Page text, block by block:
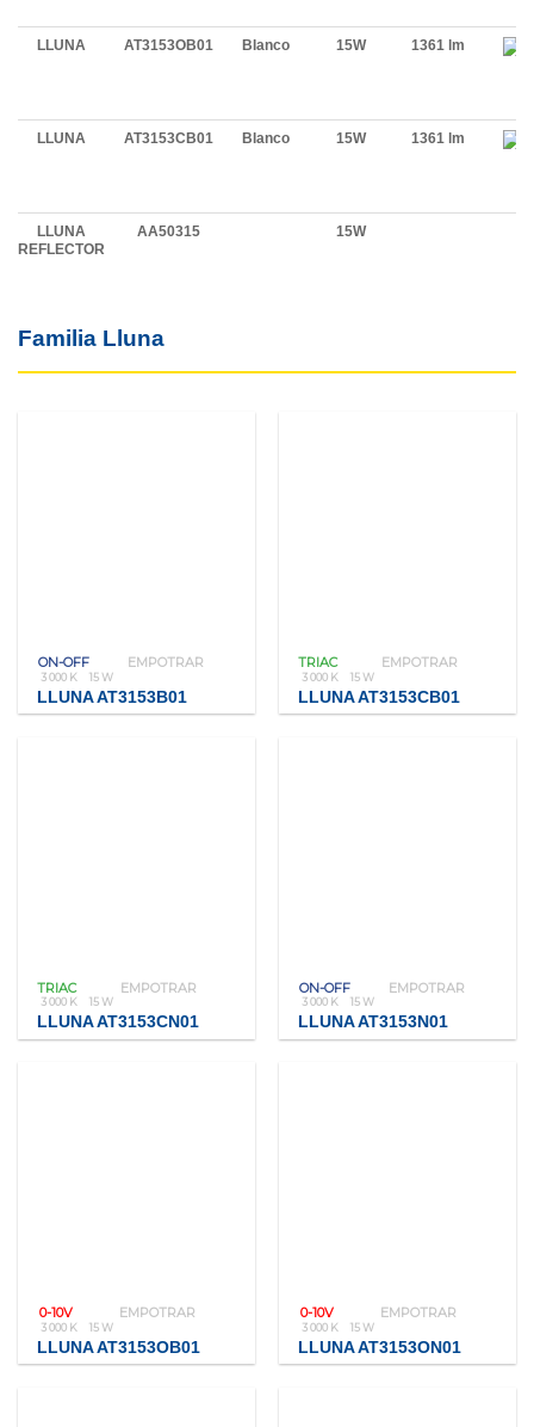
LLUNA AT3153OB01 Blanco 15W 1361 lm
LLUNA AT3153CB01 Blanco 15W 1361 lm
LLUNA
REFLECTOR
AA50315 15W
Familia Lluna
ON-OFF EMPOTRAR
3 000 K 15 W
LLUNA AT3153B01
TRIAC EMPOTRAR
3 000 K 15 W
LLUNA AT3153CB01
TRIAC EMPOTRAR
3 000 K 15 W
LLUNA AT3153CN01
ON-OFF EMPOTRAR
3 000 K 15 W
LLUNA AT3153N01
0-10V EMPOTRAR
3 000 K 15 W
LLUNA AT3153OB01
0-10V EMPOTRAR
3 000 K 15 W
LLUNA AT3153ON01